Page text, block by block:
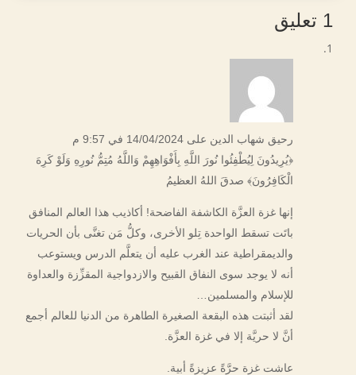
1 تعليق
رحيق شهاب الدين على 14/04/2024 في 9:57 م
﴿يُرِيدُونَ لِيُطْفِئُوا نُورَ اللَّهِ بِأَفْوَاهِهِمْ وَاللَّهُ مُتِمُّ نُورِهِ وَلَوْ كَرِهَ
الْكَافِرُونَ﴾ صدقَ اللهُ العظيمُ
إنها غزة العزَّة الكاشفة الفاضحة! أكاذيب هذا العالم المنافق
باتَت تسقط الواحدة تِلو الأخرى، وكلُّ مَن تغنَّى بأن الحريات
والديمقراطية عند الغرب عليه أن يتعلَّم الدرس ويستوعب
أنه لا يوجد سوى النفاق القبيح والازدواجية المقزِّزة والعداوة
للإسلام والمسلمين…
لقد أثبتت هذه البقعة الصغيرة الطاهرة من الدنيا للعالم أجمع
أنَّ لا حريَّة إلا في غزة العزَّة.
عاشت غزة حرَّةً عزيزةً أبية.